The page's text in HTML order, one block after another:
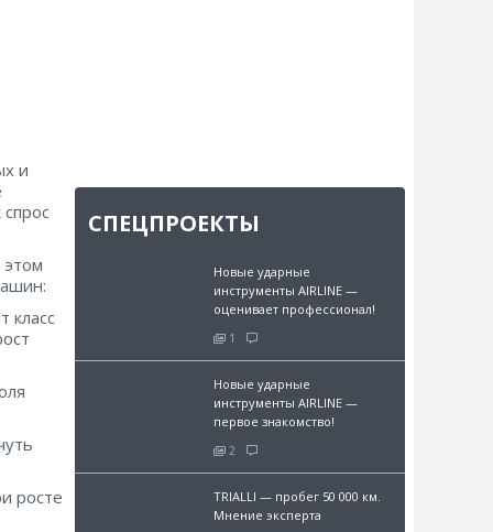
и
класс
росте
СПЕЦПРОЕКТЫ
Новые ударные
инструменты AIRLINE —
оценивает профессионал!
1
Новые ударные
инструменты AIRLINE —
первое знакомство!
2
TRIALLI — пробег 50 000 км.
Мнение эксперта